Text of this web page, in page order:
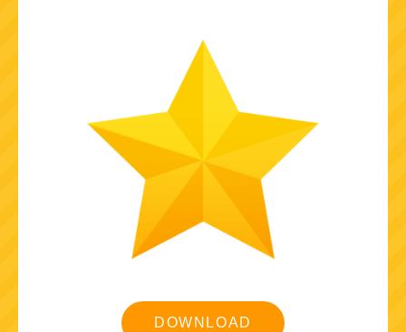
DOWNLOAD